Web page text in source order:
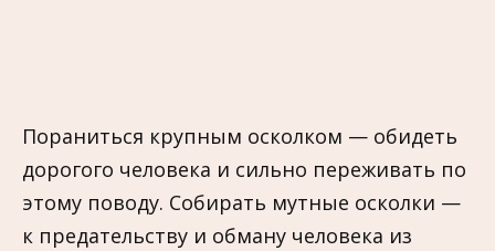
Пораниться крупным осколком — обидеть
дорогого человека и сильно переживать по
этому поводу. Собирать мутные осколки —
к предательству и обману человека из